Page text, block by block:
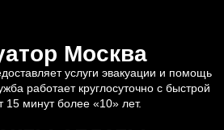
Москва
услуги эвакуации и помощь
работает круглосуточно с быстрой
15 минут более «10» лет.